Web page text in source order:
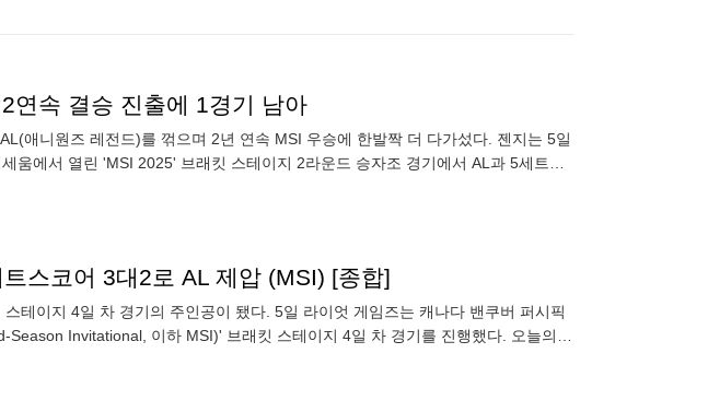
연속 결승 진출에 1경기 남아
애니원즈 레전드)를 꺾으며 2년 연속 MSI 우승에 한발짝 더 다가섰다. 젠지는 5일
움에서 열린 'MSI 2025' 브래킷 스테이지 2라운드 승자조 경기에서 AL과 5세트까
스코어 3대2로 AL 제압 (MSI) [종합]
테이지 4일 차 경기의 주인공이 됐다. 5일 라이엇 게임즈는 캐나다 밴쿠버 퍼시픽
Invitational, 이하 MSI)' 브래킷 스테이지 4일 차 경기를 진행했다. 오늘의